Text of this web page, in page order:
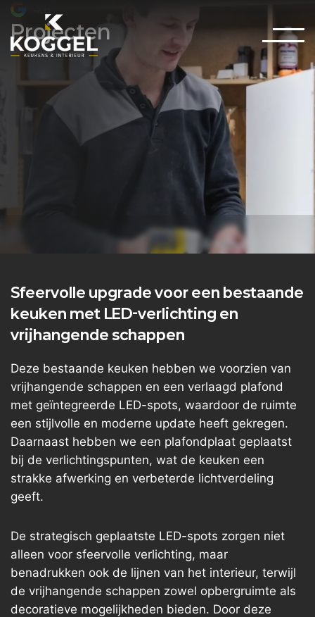
Projecten
Sfeervolle upgrade voor een bestaande
keuken met LED-verlichting en
vrijhangende schappen
Deze bestaande keuken hebben we voorzien van
vrijhangende schappen en een verlaagd plafond
met geïntegreerde LED-spots, waardoor de ruimte
een stijlvolle en moderne update heeft gekregen.
Daarnaast hebben we een plafondplaat geplaatst
bij de verlichtingspunten, wat de keuken een
strakke afwerking en verbeterde lichtverdeling
geeft.
De strategisch geplaatste LED-spots zorgen niet
alleen voor sfeervolle verlichting, maar
benadrukken ook de lijnen van het interieur, terwijl
de vrijhangende schappen zowel opbergruimte als
decoratieve mogelijkheden bieden. Door deze